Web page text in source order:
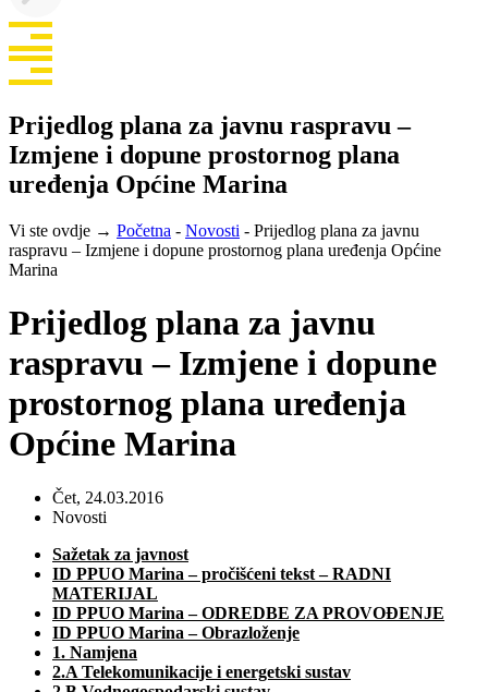
Prijedlog plana za javnu raspravu –
Izmjene i dopune prostornog plana
uređenja Općine Marina
Vi ste ovdje → Početna - Novosti - Prijedlog plana za javnu
raspravu – Izmjene i dopune prostornog plana uređenja Općine
Marina
Prijedlog plana za javnu
raspravu – Izmjene i dopune
prostornog plana uređenja
Općine Marina
Čet, 24.03.2016
Novosti
Sažetak za javnost
ID PPUO Marina – pročišćeni tekst – RADNI
MATERIJAL
ID PPUO Marina – ODREDBE ZA PROVOĐENJE
ID PPUO Marina – Obrazloženje
1. Namjena
2.A Telekomunikacije i energetski sustav